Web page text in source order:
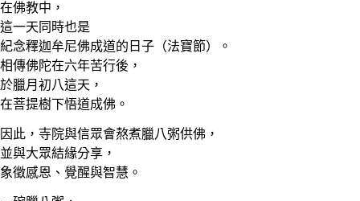
在佛教中，
這一天同時也是
紀念釋迦牟尼佛成道的日子（法寶節）。
相傳佛陀在六年苦行後，
於臘月初八這天，
在菩提樹下悟道成佛。
因此，寺院與信眾會熬煮臘八粥供佛，
並與大眾結緣分享，
象徵感恩、覺醒與智慧。